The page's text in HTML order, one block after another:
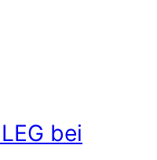
bei